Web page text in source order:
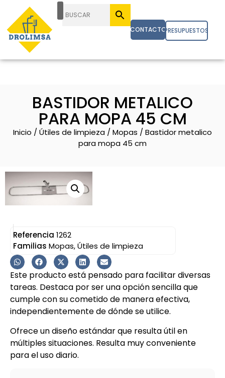
CONTACTOPRESUPUESTOS
BASTIDOR METALICO
PARA MOPA 45 CM
Inicio / Útiles de limpieza / Mopas / Bastidor metalico
para mopa 45 cm
Referencia 1262
Familias Mopas,Útiles de limpieza
Este producto está pensado para facilitar diversas
tareas. Destaca por ser una opción sencilla que
cumple con su cometido de manera efectiva,
independientemente de dónde se utilice.
Ofrece un diseño estándar que resulta útil en
múltiples situaciones. Resulta muy conveniente
para el uso diario.